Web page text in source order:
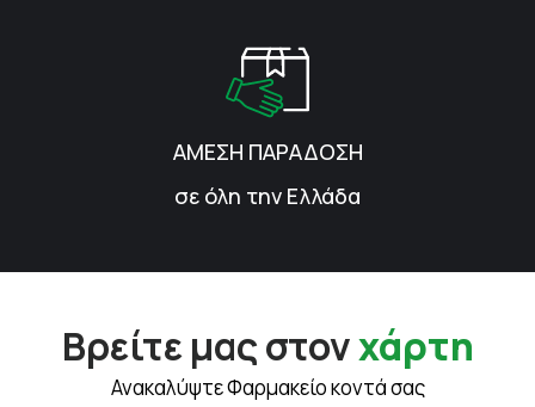
ΑΜΕΣΗ ΠΑΡΑΔΟΣΗ
σε όλη την Ελλάδα
Βρείτε μας στονχάρτη
Ανακαλύψτε Φαρμακείο κοντά σας